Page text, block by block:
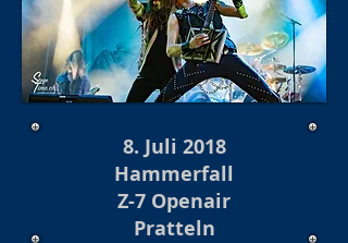
8. Juli 2018
Hammerfall
Z-7 Openair
Pratteln